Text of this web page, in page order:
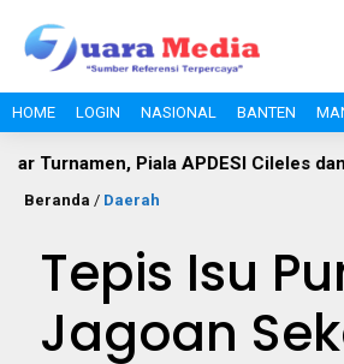
HOME LOGIN NASIONAL BANTEN
Piala APDESI Cileles dan BIL Grup
Beranda / Daerah
Tepis Isu
Jagoan